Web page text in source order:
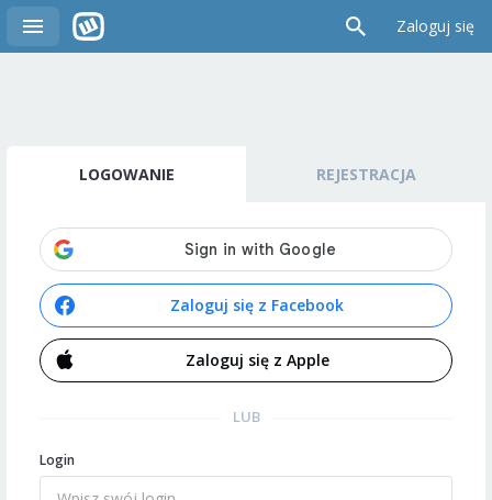
Zaloguj się
LOGOWANIE REJESTRACJA
Zaloguj się z Facebook
Zaloguj się z Apple
LUB
Login